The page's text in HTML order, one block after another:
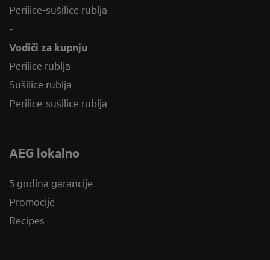
Perilice-sušilice rublja
-
Vodiči za kupnju
Perilice rublja
Sušilice rublja
Perilice-sušilice rublja
AEG lokalno
5 godina garancije
Promocije
Recipes